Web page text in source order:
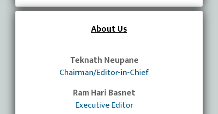
About Us
Teknath Neupane
Chairman/Editor-in-Chief
Ram Hari Basnet
Executive Editor